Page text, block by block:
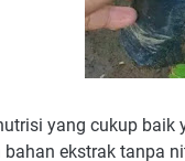
yang cukup baik
bahan ekstrak tanpa